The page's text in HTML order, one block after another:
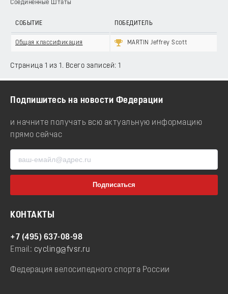
Соединенные Штаты
СОБЫТИЕ ПОБЕДИТЕЛЬ
Общая классификация MARTIN Jeffrey Scott
Страница 1 из 1. Всего записей: 1
Подпишитесь на новости Федерации
и начните получать всю актуальную информацию
прямо сейчас
КОНТАКТЫ
+7 (495) 637-08-98
Email: cycling@fvsr.ru
Федерация велосипедного спорта России